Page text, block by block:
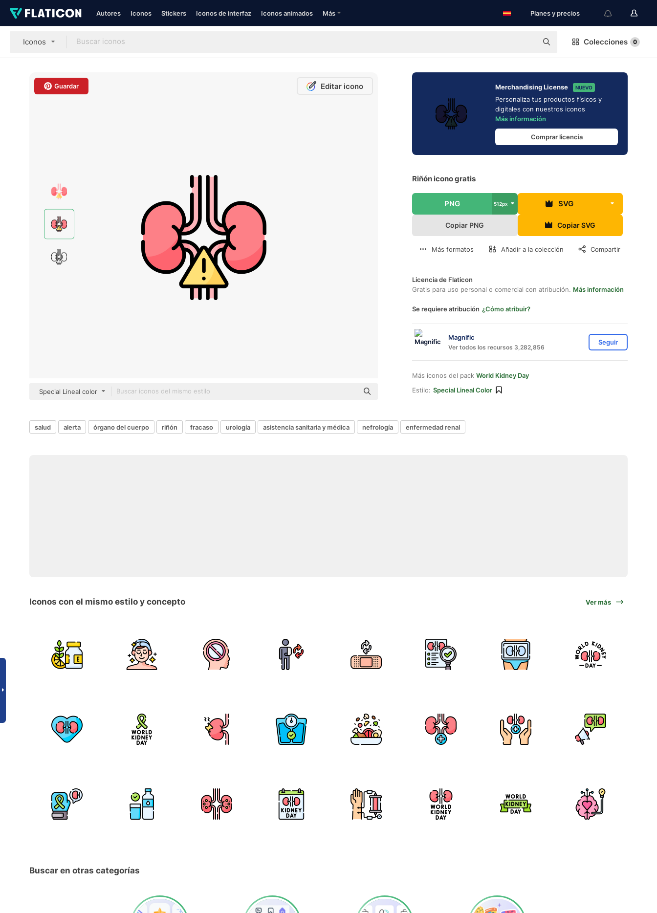
Autores Iconos Stickers Iconos de interfaz Iconos animados Más Planes y precios
Iconos Colecciones 0
Guardar Editar icono
Special Lineal color
Merchandising License NUEVO
Personaliza tus productos físicos y
digitales con nuestros iconos
Más información
Comprar licencia
Riñón icono gratis
PNG 512px SVG
Copiar PNG Copiar SVG
Más formatos Añadir a la colección Compartir
Licencia de Flaticon
Gratis para uso personal o comercial con atribución. Más información
Se requiere atribución ¿Cómo atribuir?
Magnific
Ver todos los recursos 3,282,856
Seguir
Más iconos del pack World Kidney Day
Estilo: Special Lineal Color
salud alerta órgano del cuerpo riñón fracaso urología asistencia sanitaria y médica nefrología enfermedad renal
Iconos con el mismo estilo y concepto Ver más
Buscar en otras categorías